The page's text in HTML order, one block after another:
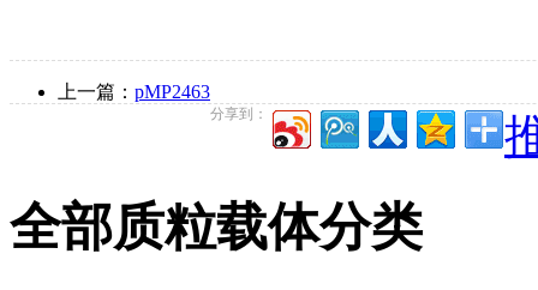
上一篇： pMP2463
分享到：
全部质粒载体分类